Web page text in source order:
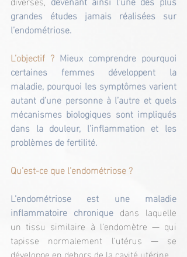
grandes études jamais réalisées sur
l’endométriose.
L’objectif ? Mieux comprendre pourquoi
certaines femmes développent la
maladie, pourquoi les symptômes varient
autant d’une personne à l’autre et quels
mécanismes biologiques sont impliqués
dans la douleur, l’inflammation et les
problèmes de fertilité.
Qu’est-ce que l’endométriose ?
L’endométriose est une maladie
inflammatoire chronique dans laquelle
un tissu similaire à l’endomètre — qui
tapisse normalement l’utérus — se